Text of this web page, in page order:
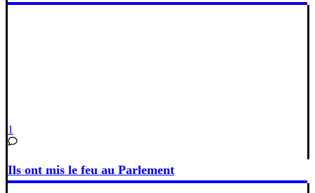
1
Ils ont mis le feu au Parlement